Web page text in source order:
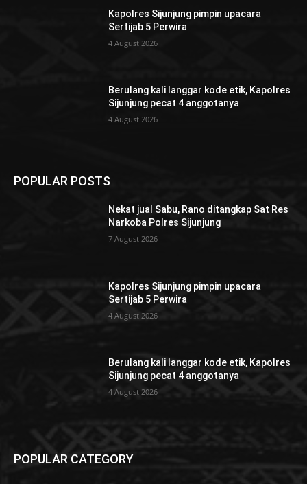
Kapolres Sijunjung pimpin upacara
Sertijab 5 Perwira
4 August 2026
Berulang kali langgar kode etik, Kapolres
Sijunjung pecat 4 anggotanya
4 August 2026
POPULAR POSTS
Nekat jual Sabu, Rano ditangkap Sat Res
Narkoba Polres Sijunjung
7 August 2026
Kapolres Sijunjung pimpin upacara
Sertijab 5 Perwira
4 August 2026
Berulang kali langgar kode etik, Kapolres
Sijunjung pecat 4 anggotanya
4 August 2026
POPULAR CATEGORY